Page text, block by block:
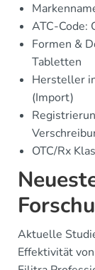
ATC-Code:
Formen &
Tabletten
Hersteller
(Import)
OTC/Rx
Aktuelle
Effektivität